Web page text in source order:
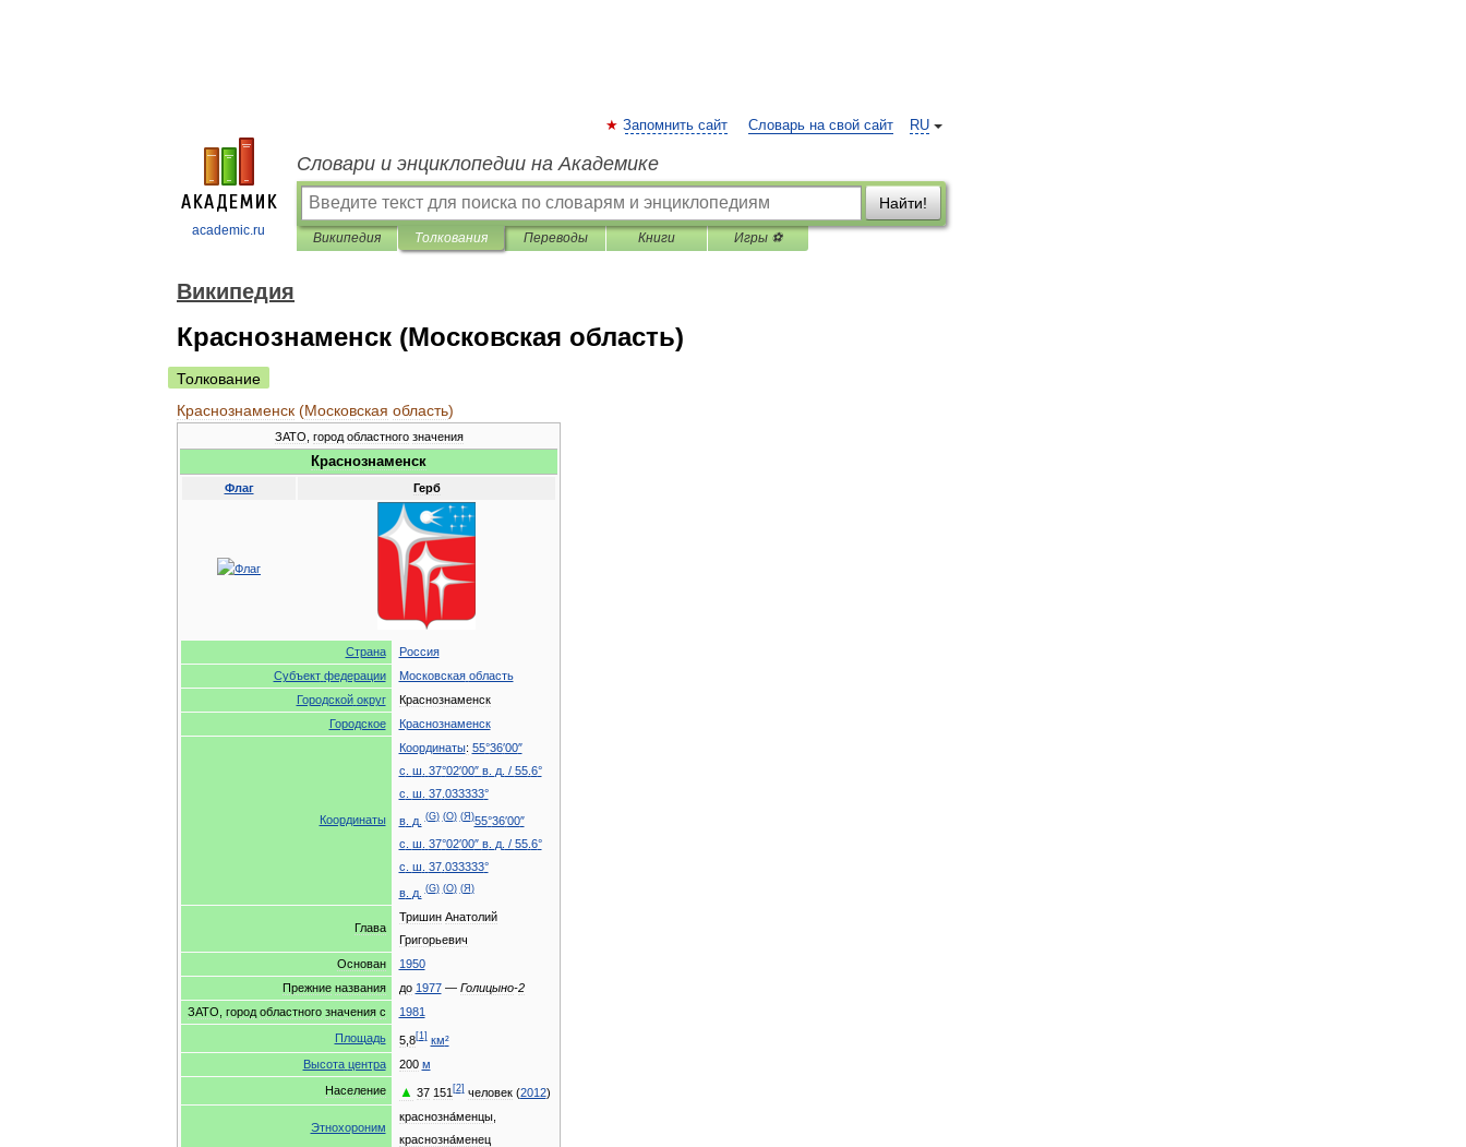
academic.ru
RU
Запомнить сайт Словарь на свой сайт
Словари и энциклопедии на Академике
Найти!
Википедия Толкования Переводы Книги Игры ⚽
Википедия
Краснознаменск (Московская область)
Толкование
Краснознаменск (Московская область)
ЗАТО город областного значения
Краснознаменск
Флаг Герб
Страна
Россия
Субъект федерации Московская область
Городской округ
Краснознаменск
Городское
Краснознаменск
Координаты
Координаты: 55°36′00″
с ш 37°02′00″ в. д. / 55. 6°
с ш 37. 033333°
в. д. (G) (O) (Я )55°36′00″
с ш 37°02′00″ в. д. / 55. 6°
с ш 37. 033333°
в. д. (G) (O) (Я )
Глава
Тришин Анатолий
Григорьевич
Основан
1950
Прежние названия до 1977— Голицыно-2
ЗАТО город областного значения с
1981
Площадь
5, 8[1] км²
Высота центра 200 м
Население
▲ 37 151 [2] человек(2012)
Этнохороним
краснозна́менцы,
краснозна́менец